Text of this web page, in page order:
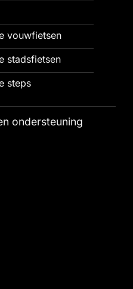
vouwfietsen
stadsfietsen
steps
ondersteuning